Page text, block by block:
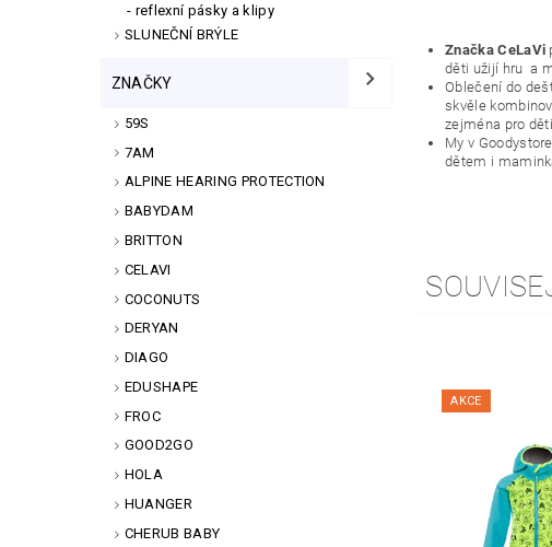
reflexní pásky a klipy
SLUNEČNÍ BRÝLE
ZNAČKY
59S
7AM
ALPINE HEARING PROTECTION
BABYDAM
BRITTON
CELAVI
COCONUTS
DERYAN
DIAGO
EDUSHAPE
FROC
GOOD2GO
HOLA
HUANGER
CHERUB BABY
Značka CeLaVi
děti užijí hru a
Oblečení do
skvěle
zejména pro
My v
dětem i
AKCE